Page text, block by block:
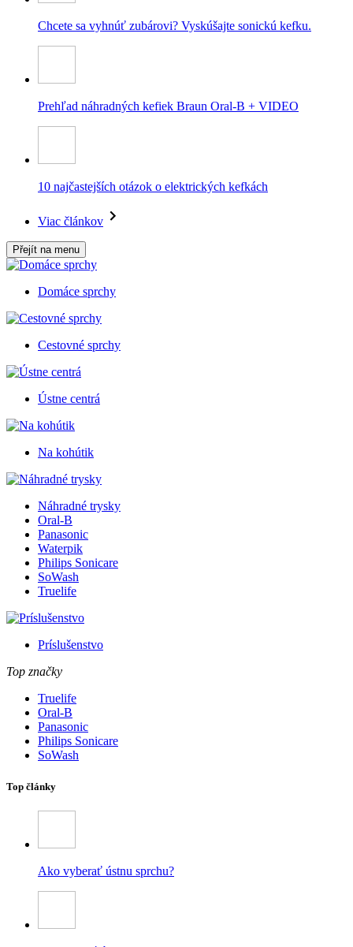
Chcete sa vyhnúť zubárovi? Vyskúšajte sonickú kefku.
Prehľad náhradných kefiek Braun Oral-B + VIDEO
10 najčastejších otázok o elektrických kefkách
Viac článkov
Přejít na menu
Domáce sprchy
Cestovné sprchy
Ústne centrá
Na kohútik
Náhradné trysky
Oral-B
Panasonic
Waterpik
Philips Sonicare
SoWash
Truelife
Príslušenstvo
Top značky
Truelife
Oral-B
Panasonic
Philips Sonicare
SoWash
Top články
Ako vyberať ústnu sprchu?